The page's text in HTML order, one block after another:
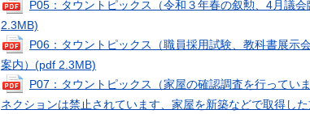
P05：タウントピックス（令和３年春の叙勲、4月議
2.3MB)
P06：タウントピックス（職員採用試験、教科書展示
案内） (pdf 2.3MB)
P07：タウントピックス（家屋の確認調査を行ってい
ネクションは禁止されています、家屋を新築などで取得した